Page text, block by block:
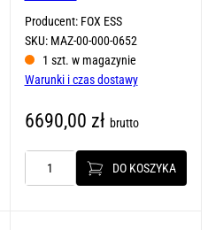
Producent: FOX ESS
SKU: MAZ-00-000-0652
1 szt. w magazynie
Warunki i czas dostawy
6690,00 zł brutto
ilość
DO KOSZYKA